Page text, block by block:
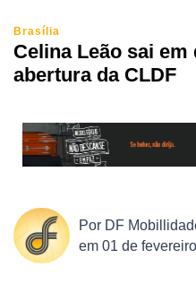
Brasília
Celina Leão sai em
abertura da CLDF
Por DF
em 01 de